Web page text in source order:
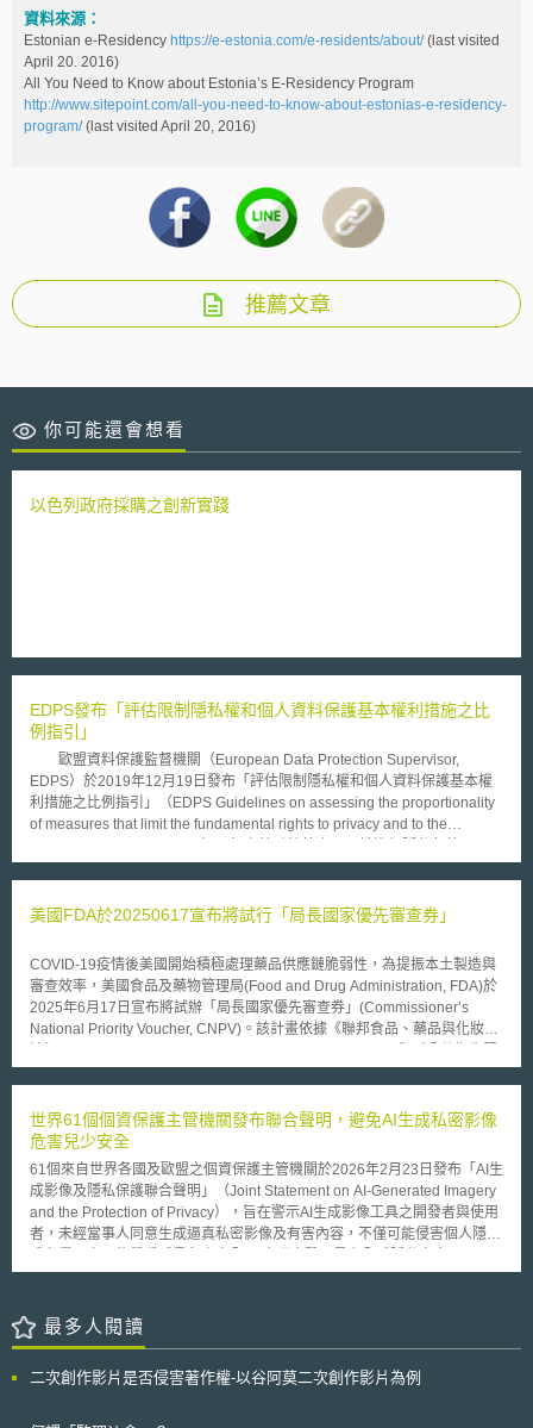
資料來源：
Estonian e-Residency https://e-estonia.com/e-residents/about/(last visited
April 20. 2016)
All You Need to Know about Estonia’s E-Residency Program
http://www.sitepoint.com/all-you-need-to-know-about-estonias-e-residency-
program/(last visited April 20, 2016)
推薦文章
你可能還會想看
以色列政府採購之創新實踐
EDPS發布「評估限制隱私權和個人資料保護基本權利措施之比
例指引」
歐盟資料保護監督機關（European Data Protection Supervisor,
EDPS）於2019年12月19日發布「評估限制隱私權和個人資料保護基本權
利措施之比例指引」（EDPS Guidelines on assessing the proportionality
of measures that limit the fundamental rights to privacy and to the
（privacy-friendly）之決策，評估其所擬議之措施是否符合「歐盟基本權利
私權和個人資料之保護。 該指引分為三大部分，首先說明指引的目的
加以限制，因此涉及處理個人資料的任何擬議措施，應進行比例檢驗；指引
的第三部份則具體說明決策者應如何評估擬議措施之必要性和比例性之兩階
段檢驗： 必要性檢驗（necessity test） （1） 步驟1：初步對於擬議措施與
目的為詳細的事實描述（detailed factual description）。 （2） 步驟2：確
intrusive）。 若前述評估認為符合必要性，則接續比例性檢驗，透過以
下4步驟評估：  比例性檢驗（proportionality test） （1） 步驟1：評估目
的正當性（legitimacy），擬議措施是否滿足並達到該目的。 （2） 步驟
2：擬議措施對隱私和資料保護基本權的範圍、程度與強度（scope, extent
and intensity）之影響評估。 （3） 步驟3：繼續進行擬議措施之公平對等
評估（fair balance evaluation）。 （4） 步驟4：分析有關擬議措施比例之
結果。 科技時代的決策者在立法和政策擬定時，面臨的問題愈趨複
雜，需要全面性評估，擬議措施限制應符合歐盟法規，且具必要性並合於比
具包」（Necessity Toolkit），將使決策者所做出的決策充分保護基本權
利。
美國FDA於20250617宣布將試行「局長國家優先審查券」
COVID-19疫情後美國開始積極處理藥品供應鏈脆弱性，為提振本土製造與
審查效率，美國食品及藥物管理局(Food and Drug Administration, FDA)於
2025年6月17日宣布將試辦「局長國家優先審查券」(Commissioner’s
National Priority Voucher, CNPV)。該計畫依據《聯邦食品、藥品與化妝品
務法案》(Public Health Service Act, PHSA)授權。CNPV將不同審查分組集
至1-2個月，試辦期為一年，並與現行優先審查及優先審查券(Priority
Voucher, PRV)機制獨立並行。 內容要點： 1.遴選資格：符合任一「國家優
越突破性療法認定成效的新型療法 解決未滿足公共衛生需求：如罕病或缺
乏療效標準治療之疾病 提升美國供應鏈韌性：如將藥品研發、臨床、生產
遷至美國 提高可負擔性：將美國藥價降至最惠國藥價，或減少下游醫療費
用 2.使用與要求： 適用階段：可於申請臨床試驗或申請藥證等階段啟用，
不可轉讓，但併購案中可沿用。 CNPV透過團隊同日決策，有望在FDA人力
縮減背景下縮短審查時程。並強調國家利益，可能優先惠及具戰略價值及在
美投資的大型藥廠；對我國優化藥品審查流程與吸引製造投資等目標，亦具
世界61個個資保護主管機關發布聯合聲明，避免AI生成私密影像
危害兒少安全
61個來自世界各國及歐盟之個資保護主管機關於2026年2月23日發布「AI生
成影像及隱私保護聯合聲明」（Joint Statement on AI-Generated Imagery
and the Protection of Privacy），旨在警示AI生成影像工具之開發者與使用
者，未經當事人同意生成逼真私密影像及有害內容，不僅可能侵害個人隱私
（Global Privacy Assembly）國際執法合作工作小組（Internal
生成影像因廣泛融入社群媒體平臺，更易對兒少造成網路霸凌或剝削等潛在
危害，呼籲開發及使用AI生成內容系統時，應遵循隱私與個資保護規則，並
系統之開發者與使用者，聯合聲明提出下列基本指導原則： （1）實施健全
最多人閱讀
二次創作影片是否侵害著作權-以谷阿莫二次創作影片為例